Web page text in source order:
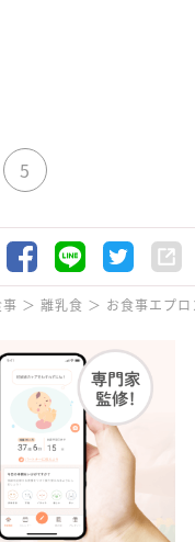
5
離乳食 お食事エプ